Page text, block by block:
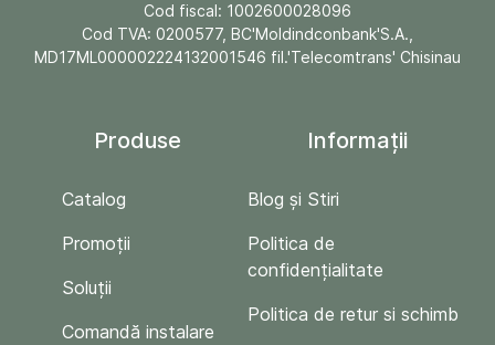
Cod fiscal: 1002600028096
Cod TVA: 0200577, BC'Moldindconbank'S.A.,
MD17ML000002224132001546 fil.'Telecomtrans' Chisinau
Produse
Catalog
Promoții
Soluții
Comandă instalare
Informații
Blog și Stiri
Politica de
confidențialitate
Politica de retur si schimb